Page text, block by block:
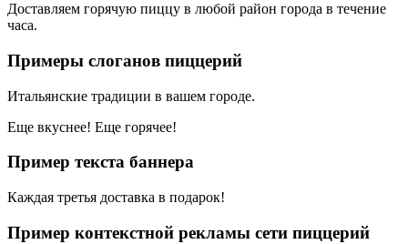
Доставляем горячую пиццу в любой район города в течение
часа.
Примеры слоганов пиццерий
Итальянские традиции в вашем городе.
Еще вкуснее! Еще горячее!
Пример текста баннера
Каждая третья доставка в подарок!
Пример контекстной рекламы сети пиццерий